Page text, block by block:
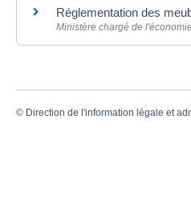
Réglementation des
Ministère chargé de
© Direction de l'information légale et